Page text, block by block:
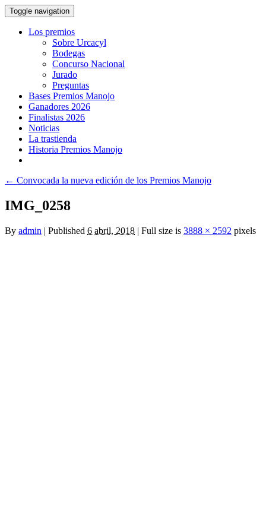
Toggle navigation
Los premios
Sobre Urcacyl
Bodegas
Concurso Nacional
Jurado
Preguntas
Bases Premios Manojo
Ganadores 2026
Finalistas 2026
Noticias
La trastienda
Historia Premios Manojo
← Convocada la nueva edición de los Premios Manojo
IMG_0258
By admin | Published 6 abril, 2018 | Full size is 3888 × 2592 pixels